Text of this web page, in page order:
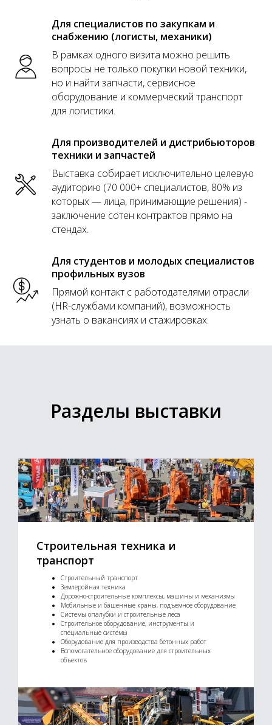
Для специалистов по закупкам и
снабжению (логисты, механики)
В рамках одного визита можно решить
вопросы не только покупки новой техники,
но и найти запчасти, сервисное
оборудование и коммерческий транспорт
для логистики.
Для производителей и дистрибьюторов
техники и запчастей
Выставка собирает исключительно целевую
аудиторию (70 000+ специалистов, 80% из
которых — лица, принимающие решения) -
заключение сотен контрактов прямо на
стендах.
Для студентов и молодых специалистов
профильных вузов
Прямой контакт с работодателями отрасли
(HR-службами компаний), возможность
узнать о вакансиях и стажировках.
Разделы выставки
Строительная техника и
транспорт
Строительный транспорт
Землеройная техника
Дорожно-строительные комплексы, машины и механизмы
Мобильные и башенные краны, подъемное оборудование
Системы опалубки и строительные леса
Строительное оборудование, инструменты и
специальные системы
Оборудование для производства бетонных работ
Вспомогательное оборудование для строительных
объектов